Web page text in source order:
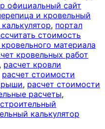
официальный сайт
и кровельный
, портал
стоимость
материала
кровельных работ
, расчет кровли
расчет стоимости
, расчет стоимости
расчеты,
строительный
калькулятор